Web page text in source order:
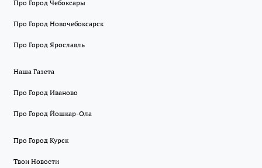
Про Город Чебоксары
Про Город Новочебоксарск
Про Город Ярославль
Наша Газета
Про Город Иваново
Про Город Йошкар-Ола
Про Город Курск
Твои Новости